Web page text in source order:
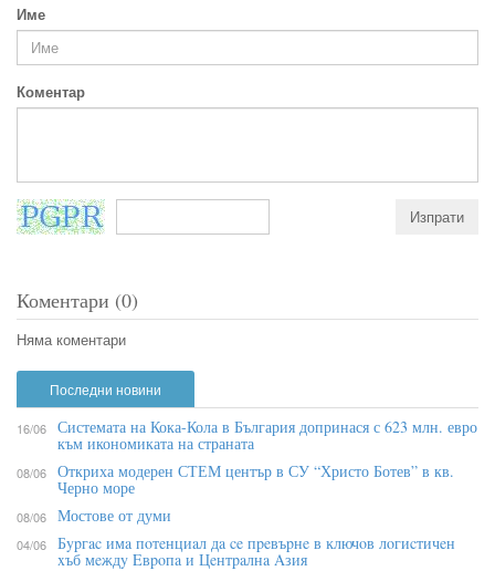
Име
Коментар
Коментари (0)
Няма коментари
Последни новини
16/06 Системата на Кока-Кола в България допринася с 623 млн. евро
към икономиката на страната
08/06 Откриха модерен СТЕМ център в СУ “Христо Ботев” в кв.
Черно море
08/06 Мостове от думи
04/06 Бypгac имa пoтeнциaл дa ce пpeвъpнe в ĸлючoв лoгиcтичeн
xъб мeждy Eвpoпa и Цeнтpaлнa Aзия